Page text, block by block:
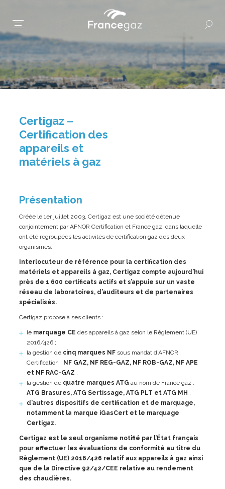
Certigaz –
Certification des
appareils et
matériels à gaz
Présentation
Créée le 1er juillet 2003, Certigaz est une société détenue
conjointement par AFNOR Certification et France gaz, dans laquelle
ont été regroupées les activités de certification gaz des deux
organismes.
Interlocuteur de référence pour la certification des
matériels et appareils à gaz, Certigaz compte aujourd’hui
près de 1 600 certificats actifs et s’appuie sur un vaste
réseau de laboratoires, d’auditeurs et de partenaires
spécialisés.
Certigaz propose à ses clients :
le marquage CE des appareils à gaz selon le Règlement (UE)
2016/426 ;
la gestion de cinq marques NF sous mandat d’AFNOR
Certification : NF GAZ, NF REG-GAZ, NF ROB-GAZ, NF APE
et NF RAC-GAZ ;
la gestion de quatre marques ATG au nom de France gaz :
ATG Brasures, ATG Sertissage, ATG PLT et ATG MH ;
d’autres dispositifs de certification et de marquage,
notamment la marque iGasCert et le marquage
Certigaz.
Certigaz est le seul organisme notifié par l’État français
pour effectuer les évaluations de conformité au titre du
Règlement (UE) 2016/426 relatif aux appareils à gaz ainsi
que de la Directive 92/42/CEE relative au rendement
des chaudières.